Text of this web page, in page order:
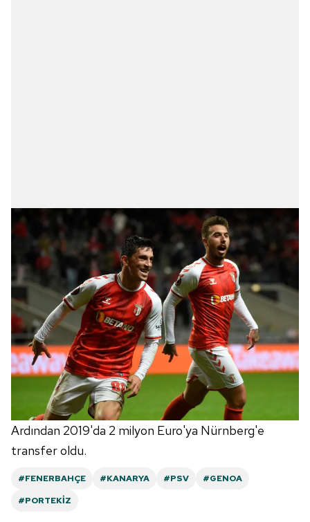
Ardından 2019'da 2 milyon Euro'ya Nürnberg'e
transfer oldu.
#FENERBAHÇE #KANARYA #PSV
#GENOA
#PORTEKIZ